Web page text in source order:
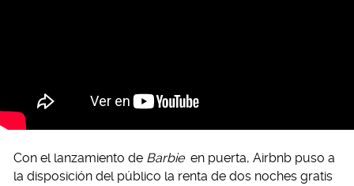
Con el lanzamiento de Barbie en puerta, Airbnb puso a
la disposición del público la renta de dos noches gratis